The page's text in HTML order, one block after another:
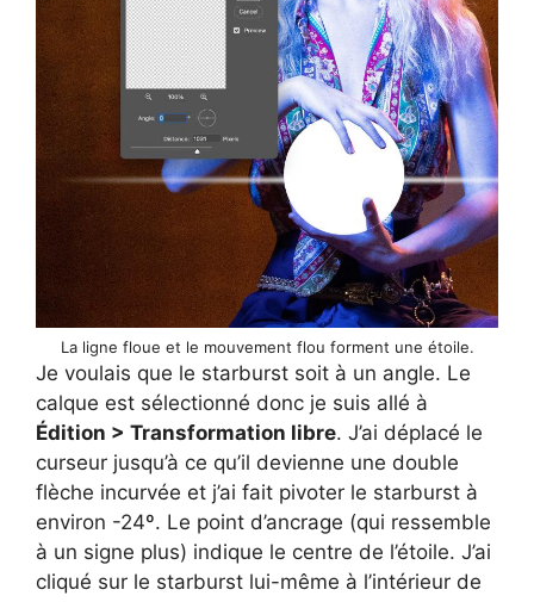
La ligne floue et le mouvement flou forment une étoile.
Je voulais que le starburst soit à un angle. Le
calque est sélectionné donc je suis allé à
Édition > Transformation libre. J’ai déplacé le
curseur jusqu’à ce qu’il devienne une double
flèche incurvée et j’ai fait pivoter le starburst à
environ -24º. Le point d’ancrage (qui ressemble
à un signe plus) indique le centre de l’étoile. J’ai
cliqué sur le starburst lui-même à l’intérieur de